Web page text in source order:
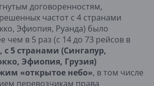
договоренностям,
частот с 4 странами
Эфиопия, Руанда) было
чем в 5 раз (с 14 до 73 рейсов в
с 5 странами (Сингапур,
Эфиопия, Грузия)
«открытое небо», в том числе
перевозчикам права